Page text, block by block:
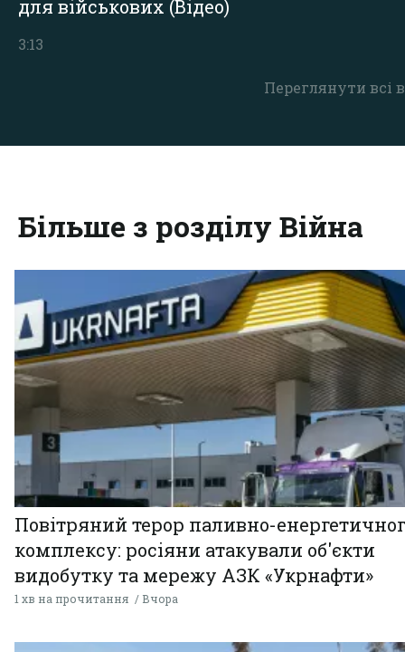
Переглянути всі
для військових (Відео)
3:13
Більше з розділу Війна
Повітряний терор паливно-
комплексу: росіяни атакували об'єкти
видобутку та мережу АЗК «Укрнафти»
1 хв на прочитання Вчора